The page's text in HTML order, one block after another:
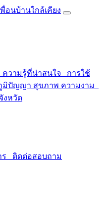
ความรู้ที่น่าสนใจ
การใช้
มิปัญญา สุขภาพ ความงาม
งหวัด
ติดต่อสอบถาม